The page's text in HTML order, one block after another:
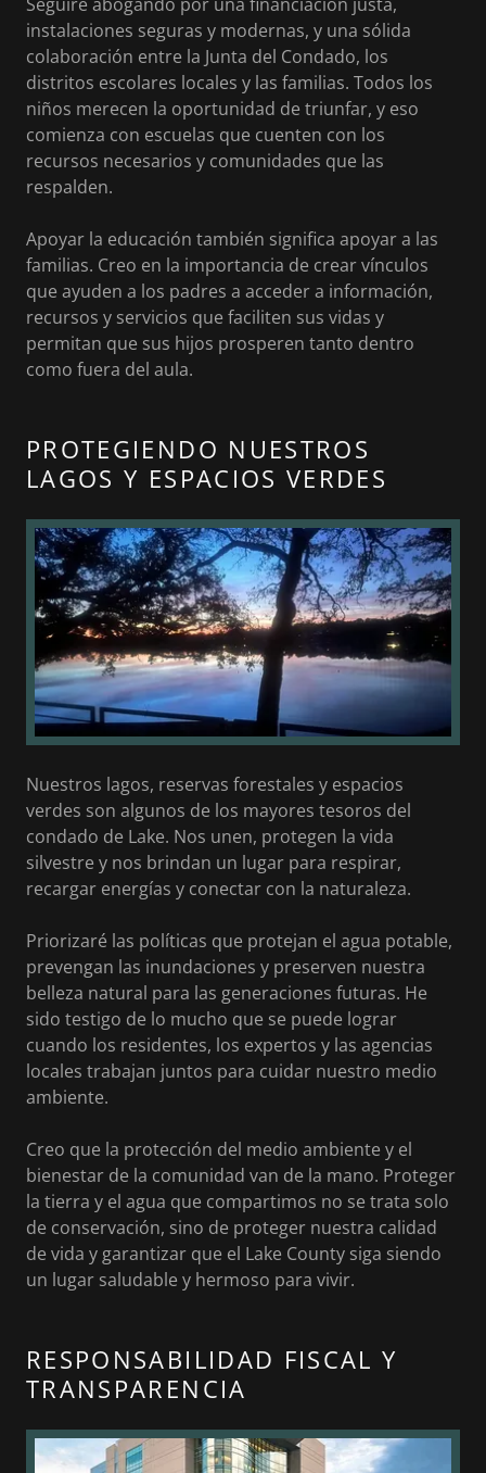
instalaciones seguras y modernas, y una sólida
colaboración entre la Junta del Condado, los
distritos escolares locales y las familias. Todos los
niños merecen la oportunidad de triunfar, y eso
comienza con escuelas que cuenten con los
recursos necesarios y comunidades que las
respalden.
Apoyar la educación también significa apoyar a las
familias. Creo en la importancia de crear vínculos
que ayuden a los padres a acceder a información,
recursos y servicios que faciliten sus vidas y
permitan que sus hijos prosperen tanto dentro
como fuera del aula.
PROTEGIENDO NUESTROS
LAGOS Y ESPACIOS VERDES
Nuestros lagos, reservas forestales y espacios
verdes son algunos de los mayores tesoros del
condado de Lake. Nos unen, protegen la vida
silvestre y nos brindan un lugar para respirar,
recargar energías y conectar con la naturaleza.
Priorizaré las políticas que protejan el agua potable,
prevengan las inundaciones y preserven nuestra
belleza natural para las generaciones futuras. He
sido testigo de lo mucho que se puede lograr
cuando los residentes, los expertos y las agencias
locales trabajan juntos para cuidar nuestro medio
ambiente.
Creo que la protección del medio ambiente y el
bienestar de la comunidad van de la mano. Proteger
la tierra y el agua que compartimos no se trata solo
de conservación, sino de proteger nuestra calidad
de vida y garantizar que el Lake County siga siendo
un lugar saludable y hermoso para vivir.
RESPONSABILIDAD FISCAL Y
TRANSPARENCIA